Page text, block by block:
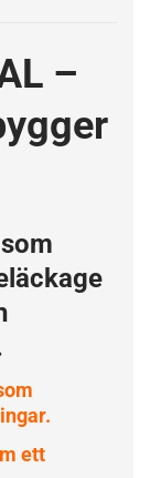
–
ett